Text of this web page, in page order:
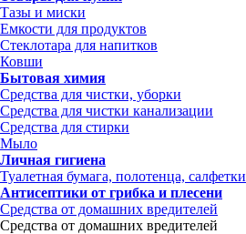
Тазы и миски
Емкости для продуктов
Стеклотара для напитков
Ковши
Бытовая химия
Средства для чистки, уборки
Средства для чистки канализации
Средства для стирки
Мыло
Личная гигиена
Туалетная бумага, полотенца, салфетки
Антисептики от грибка и плесени
Средства от домашних вредителей
Средства от домашних вредителей